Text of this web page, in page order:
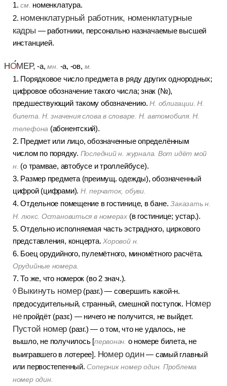
1.см. номенклатура.
2. номенклатурный работник, номенклатурные
кадры — работники, персонально назначаемые высшей
инстанцией.
НОМЕР, -а,мн. -а, -ов, м.
1. Порядковое число предмета в ряду других однородных;
цифровое обозначение такого числа; знак (№),
предшествующий такому обозначению.Н. облигации. Н.
билета. Н. значения слова в словаре. Н. автомобиля. Н.
телефона (абонентский).
2. Предмет или лицо, обозначенные определённым
числом по порядку. Последний н. журнала. Вот идёт мой
н. (о трамвае, автобусе и троллейбусе).
3. Размер предмета (преимущ. одежды), обозначенный
цифрой (цифрами). Н. перчаток, обуви.
4. Отдельное помещение в гостинице, в бане.Заказать н.
Н. люкс. Остановиться в номерах (в гостинице; устар.).
5. Отдельно исполняемая часть эстрадного, циркового
представления, концерта. Хоровой н.
6. Боец орудийного, пулемётного, миномётного расчёта.
Орудийные номера.
7. То же, что номерок (во 2 знач.).
◊Выкинуть номер(разг.) — совершить какой-н.
предосудительный, странный, смешной поступок. Номер
непройдёт (разг.) — ничего не получится, не выйдет.
Пустой номер (разг.) — о том, что не удалось, не
вышло, не получилось [первонач. о номере билета, не
выигравшего в лотерее]. Номер один— самый главный
или первостепенный. Соперник номер один. Проблема
номер один.